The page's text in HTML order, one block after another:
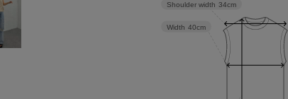
Width 40cm
Shoulder width 34cm